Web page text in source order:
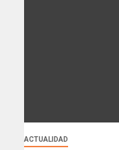
ACTUALIDAD